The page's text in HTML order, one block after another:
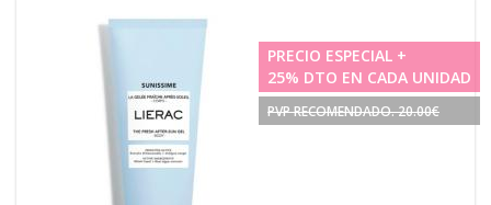
PRECIO ESPECIAL +
25% DTO EN CADA UNIDAD
PVP RECOMENDADO. 20.00€